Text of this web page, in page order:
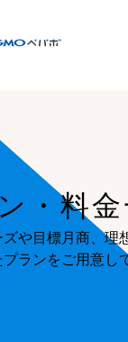
・料金
や目標月商、理
プランをご用意し